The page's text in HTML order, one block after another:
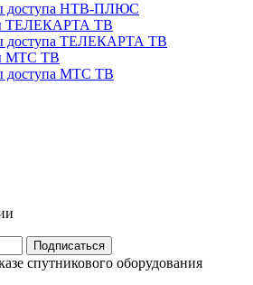
доступа НТВ-ПЛЮС
ТЕЛЕКАРТА ТВ
доступа ТЕЛЕКАРТА ТВ
МТС ТВ
доступа МТС ТВ
Подписаться
спутникового оборудования